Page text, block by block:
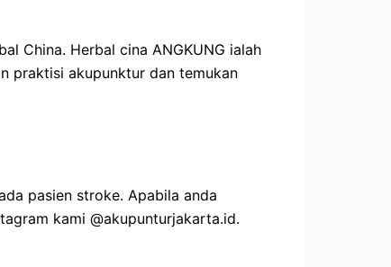
China. Herbal cina ANGKUNG ialah
praktisi akupunktur dan temukan
pasien stroke. Apabila anda
kami @akupunturjakarta.id.